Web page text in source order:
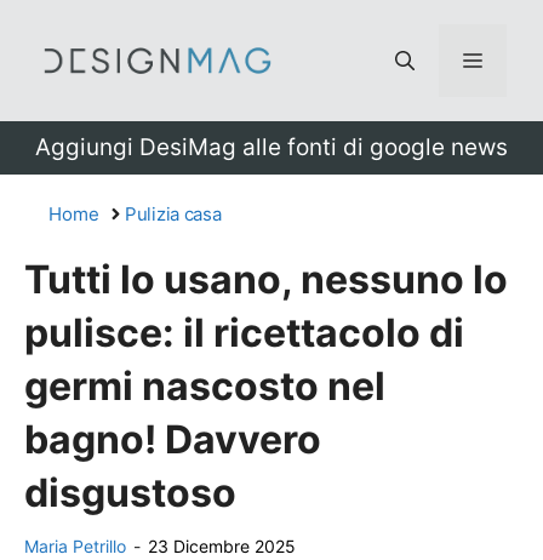
Menu
Aggiungi DesiMag alle fonti di google news
Home Pulizia casa
Tutti lo usano, nessuno lo
pulisce: il ricettacolo di
germi nascosto nel
bagno! Davvero
disgustoso
Maria Petrillo - 23 Dicembre 2025